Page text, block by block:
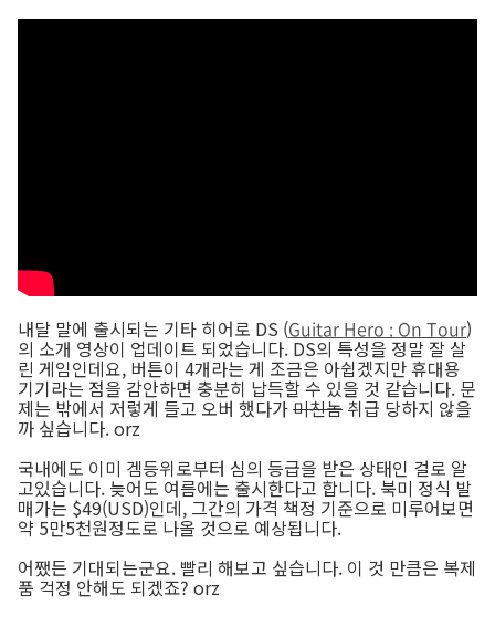
내달 말에 출시되는 기타 히어로 DS (Guitar Hero : On Tour)
의 소개 영상이 업데이트 되었습니다. DS의 특성을 정말 잘 살
린 게임인데요, 버튼이 4개라는 게 조금은 아쉽겠지만 휴대용
기기라는 점을 감안하면 충분히 납득할 수 있을 것 같습니다. 문
제는 밖에서 저렇게 들고 오버 했다가미친놈 취급 당하지 않을
까 싶습니다. orz
국내에도 이미 겜등위로부터 심의 등급을 받은 상태인 걸로 알
고있습니다. 늦어도 여름에는 출시한다고 합니다. 북미 정식 발
매가는 $49(USD)인데, 그간의 가격 책정 기준으로 미루어보면
약 5만5천원정도로 나올 것으로 예상됩니다.
어쨌든 기대되는군요. 빨리 해보고 싶습니다. 이 것 만큼은 복제
품 걱정 안해도 되겠죠? orz